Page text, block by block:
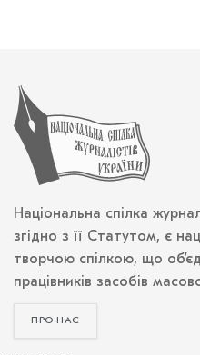
Національна спілка
згідно з її Статутом, є
творчою спілкою, що
працівників засобів
ПРО НАС